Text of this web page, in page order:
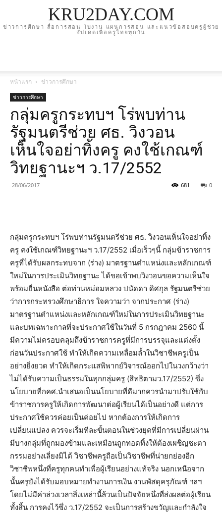
KRU2DAY.COM
ข่าวการศึกษา สื่อการสอน ใบงาน แผนการสอน และแนวข้อสอบครูผู้ช่วย
อัปเดตเพื่อครูไทยทุกวัน
หน้าแรก ข่าวการศึกษา
ข่าวการศึกษา
กลุ่มครูกระทบฯ โร่พบท่าน
รัฐมนตรีช่วย ศธ. วิงวอน
เห็นใจอย่าทิ้งครู คงใช้เกณฑ์
วิทยฐานะฯ ว.17/2552
28/06/2017 0
681
กลุ่มครูกระทบฯ โร่พบท่านรัฐมนตรีช่วย ศธ. วิงวอนเห็นใจอย่าทิ้ง
ครู คงใช้เกณฑ์วิทยฐานะฯ ว.17/2552 เมื่อเร็วๆนี้ กลุ่มข้าราชการ
ครูที่ได้รับผลกระทบจาก (ร่าง) มาตรฐานตำแหน่งและหลักเกณฑ์
ใหม่ในการประเมินวิทยฐานะ ได้ขอเข้าพบวิงวอนขอความเห็นใจ
พร้อมยื่นหนังสือ ต่อท่านหม่อมหลวง ปนัดดา ดิศกุล รัฐมนตรีช่วย
ว่าการกระทรวงศึกษาธิการ ใจความว่า จากประกาศ (ร่าง)
มาตรฐานตำแหน่งและหลักเกณฑ์ใหม่ในการประเมินวิทยฐานะ
และบทเฉพาะกาลที่จะประกาศใช้ในวันที่ 5 กรกฎาคม 2560 นี้
มีความไม่ครอบคลุมถึงข้าราชการครูที่มีการบรรจุและแต่งตั้ง
ก่อนวันประกาศใช้ ทำให้เกิดความเหลื่อมล้ำในวิชาชีพครูเป็น
อย่างยิ่งยวด ทำให้เกิดกระแสพิพากย์วิจารณ์ออกไปในวงกว้างว่า
ไม่ได้รับความเป็นธรรมในทุกกลุ่มครู (สิทธิตามว.17/2552) ซึ่ง
นโยบายที่กคศ.นำเสนอเป็นนโยบายที่ดีมากควรนำมาปรับใช้กับ
ข้าราชการครูให้เกิดการพัฒนาต่อผู้เรียนได้เป็นอย่างดี แต่การ
ประกาศใช้ควรค่อยเป็นค่อยไป หากต้องการให้เกิดการ
เปลี่ยนแปลง ควรจะเริ่มทีละขั้นตอนในช่วงยุคที่มีการเปลี่ยนผ่าน
มีบางกลุ่มที่ถูกมองข้ามและเหมือนถูกทอดทิ้งให้ต้องเผชิญชะตา
กรรมอย่างเลี่ยงมิได้ วิชาชีพครูถือเป็นวิชาชีพที่น่ายกย่องอีก
วิชาชีพหนึ่งที่ครูทุกคนทำเพื่อผู้เรียนอย่างแท้จริง นอกเหนือจาก
นั้นครูยังได้รับมอบหมายทำงานการเงิน งานพัสดุครุภัณฑ์ ฯลฯ
โดยไม่มีค่าล่วงเวลาสิ่งเหล่านี้ล้วนเป็นปัจจัยหนึ่งที่ส่งผลต่อผู้เรียน
ทั้งสิ้น การคงไว้ซึ่ง ว.17/2552 จะเป็นการสร้างขวัญและกำลังใจ